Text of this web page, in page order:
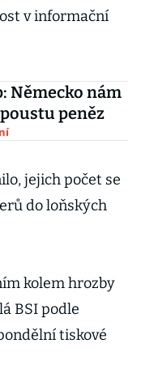
v informační
Německo nám
peněz
jejich počet se
do loňských
kolem hrozby
BSI podle
tiskové